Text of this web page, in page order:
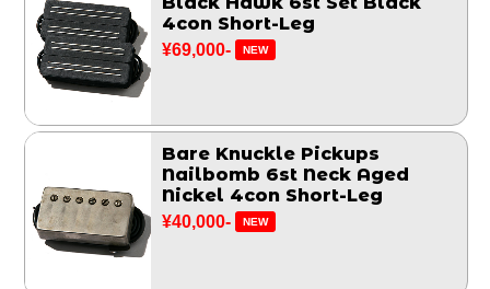
4con Short-Leg
¥69,000- NEW
Bare Knuckle Pickups
Nailbomb 6st Neck Aged
Nickel 4con Short-Leg
¥40,000- NEW